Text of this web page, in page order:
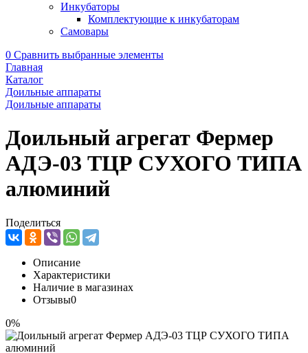
Инкубаторы
Комплектующие к инкубаторам
Самовары
0 Сравнить выбранные элементы
Главная
Каталог
Доильные аппараты
Доильные аппараты
Доильный агрегат Фермер
АДЭ-03 ТЦР СУХОГО ТИПА
алюминий
Поделиться
Описание
Характеристики
Наличие в магазинах
Отзывы0
0%